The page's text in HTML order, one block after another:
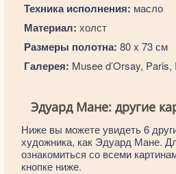
Техника исполнения: масло
Материал: холст
Размеры полотна: 80 x 73 см
Галерея: Musee d’Orsay, Paris,
Эдуард Мане: другие
Ниже вы можете увидеть 6
художника, как Эдуард Мане.
ознакомиться со всеми
кнопке ниже.